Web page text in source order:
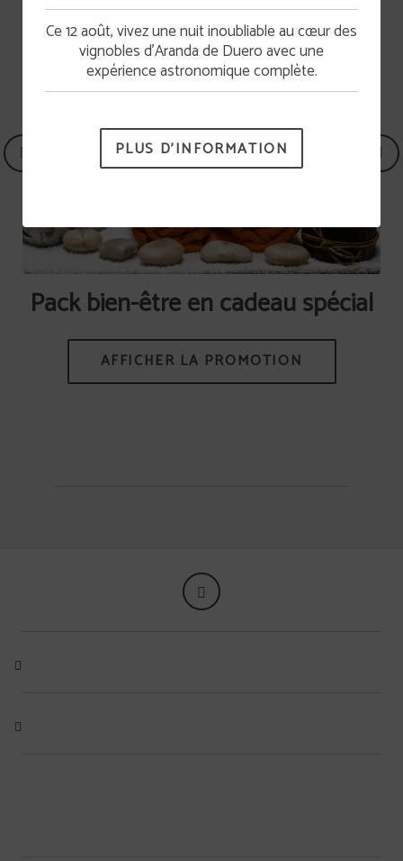
Pack bien-être en cadeau spécial
Ce 12 août, vivez une nuit inoubliable au cœur des
vignobles d’Aranda de Duero avec une
expérience astronomique complète.
PLUS D'INFORMATION